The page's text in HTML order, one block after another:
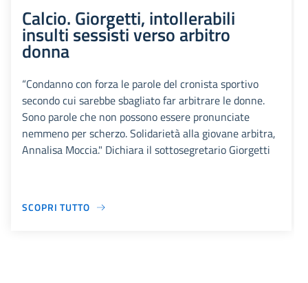
Calcio. Giorgetti, intollerabili
insulti sessisti verso arbitro
donna
“Condanno con forza le parole del cronista sportivo
secondo cui sarebbe sbagliato far arbitrare le donne.
Sono parole che non possono essere pronunciate
nemmeno per scherzo. Solidarietà alla giovane arbitra,
Annalisa Moccia." Dichiara il sottosegretario Giorgetti
SCOPRI TUTTO